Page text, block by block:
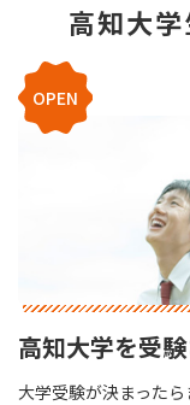
高知大学
OPEN
高知大学を受
大学受験が決まったら